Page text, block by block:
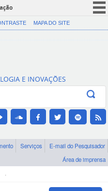
CORONAVÍRUS (COVID-19)
Canais
MAPA DO SITE
E INOVAÇÕES
Serviços
E-mail do Pesquisador
Área de imprensa